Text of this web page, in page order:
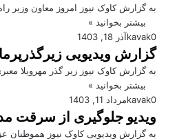
به گزارش کاوک نیوز امروز معاون وزیر
بیشتر بخوانید »
kavakآذر 18, 1403 0
گزارش ویدیویی
به گزارش کاوک نیوز زیر گذر مهرویلا
بیشتر بخوانید »
kavakمرداد 11, 1403 0
ویدیو جلوگیری از سرقت
به گزارش ویدیویی کاوک نیوز هموطنان